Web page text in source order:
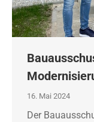
16. Mai 2024
Der